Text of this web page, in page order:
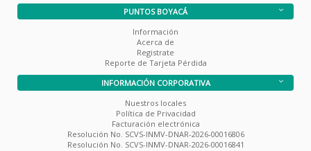
PUNTOS BOYACÁ
Información
Acerca de
Registrate
Reporte de Tarjeta Pérdida
INFORMACIÓN CORPORATIVA
Nuestros locales
Política de Privacidad
Facturación electrónica
Resolución No. SCVS-INMV-DNAR-2026-00016806
Resolución No. SCVS-INMV-DNAR-2026-00016841